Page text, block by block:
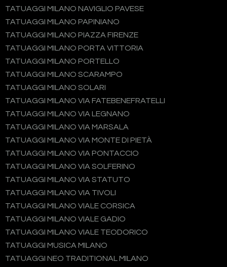
TATUAGGI MILANO NAVIGLIO PAVESE
TATUAGGI MILANO PAPINIANO
TATUAGGI MILANO PIAZZA FIRENZE
TATUAGGI MILANO PORTA VITTORIA
TATUAGGI MILANO PORTELLO
TATUAGGI MILANO SCARAMPO
TATUAGGI MILANO SOLARI
TATUAGGI MILANO VIA FATEBENEFRATELLI
TATUAGGI MILANO VIA LEGNANO
TATUAGGI MILANO VIA MARSALA
TATUAGGI MILANO VIA MONTE DI PIETÀ
TATUAGGI MILANO VIA PONTACCIO
TATUAGGI MILANO VIA SOLFERINO
TATUAGGI MILANO VIA STATUTO
TATUAGGI MILANO VIA TIVOLI
TATUAGGI MILANO VIALE CORSICA
TATUAGGI MILANO VIALE GADIO
TATUAGGI MILANO VIALE TEODORICO
TATUAGGI MUSICA MILANO
TATUAGGI NEO TRADITIONAL MILANO